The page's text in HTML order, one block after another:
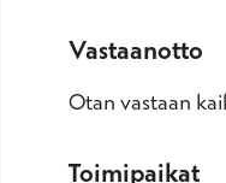
Vastaanotto
Otan vastaan
Toimipaikat